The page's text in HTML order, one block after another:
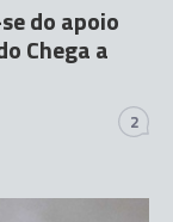
do apoio
Chega a
2